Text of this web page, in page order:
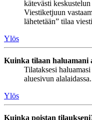
kätevästi
Viestiketjuun
lähetetään” tilaa
Ylös
Kuinka tilaan haluamani
Tilataksesi
aluesivun alalaidassa.
Ylös
Kuinka poistan